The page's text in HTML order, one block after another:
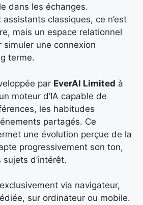
dans les échanges.
classiques, ce n’est
mais un espace relationnel
une connexion
terme.
par EverAI Limited à
moteur d’IA capable de
les habitudes
partagés. Ce
une évolution perçue de la
progressivement son ton,
d’intérêt.
exclusivement via navigateur,
sur ordinateur ou mobile.